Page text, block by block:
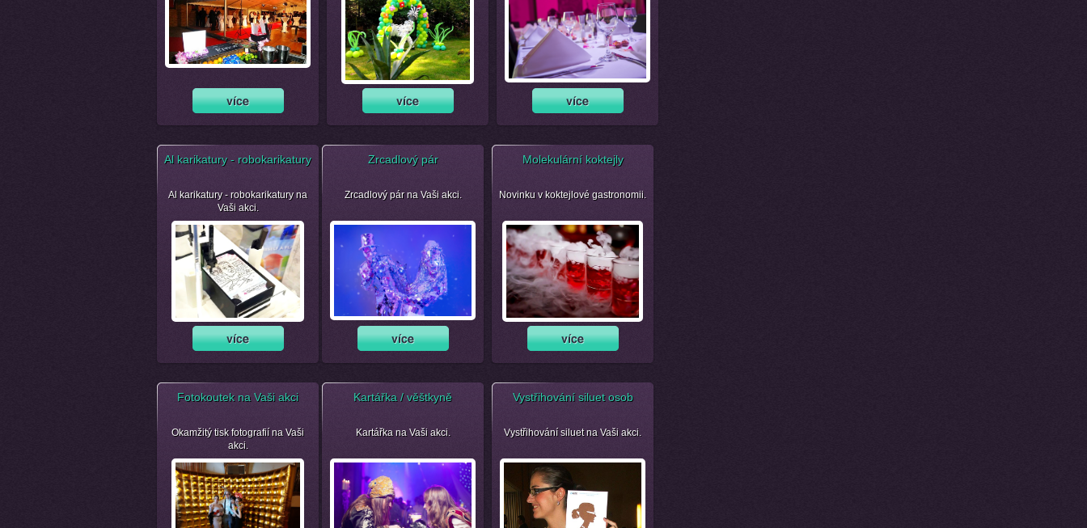
Al karikatury - robokarikatury
Al karikatury - robokarikatury na
Vaši akci.
Zrcadlový pár
Zrcadlový pár na Vaši akci.
Molekulární koktejly
Novinku v koktejlové gastronomii.
Fotokoutek na Vaši akci
Okamžitý tisk fotografií na Vaši
akci.
Kartářka / věštkyně
Kartářka na Vaši akci.
Vystřihování siluet osob
Vystřihování siluet na Vaši akci.